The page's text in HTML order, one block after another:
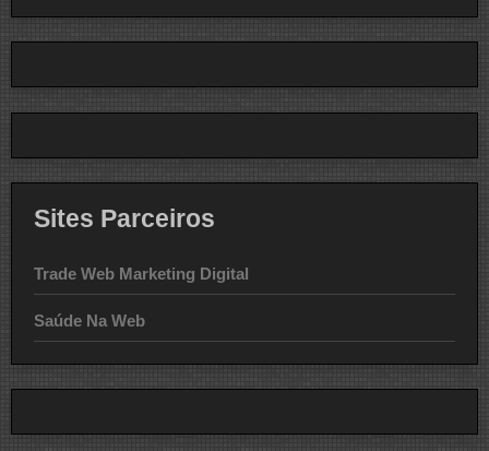
Sites Parceiros
Trade Web Marketing Digital
Saúde Na Web